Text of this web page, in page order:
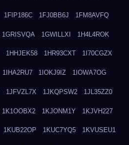
1FIP186C 1FJ0BB6J 1FM8AVFQ
1GRISVQA 1GWILLXI 1H4L4ROK
1HHJEK58 1HR93CXT 1I70CGZX
1IHA2RU7 1IOKJ9IZ 1IOWA7OG
1JFVZL7X 1JKQPSW2 1JL35ZZ0
1K1OOBX2 1KJONM1Y 1KJVH227
1KUB22OP 1KUC7YQ5 1KVUSEU1